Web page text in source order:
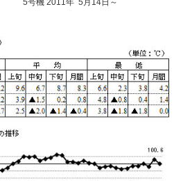
5号機 2011年 5月14日～